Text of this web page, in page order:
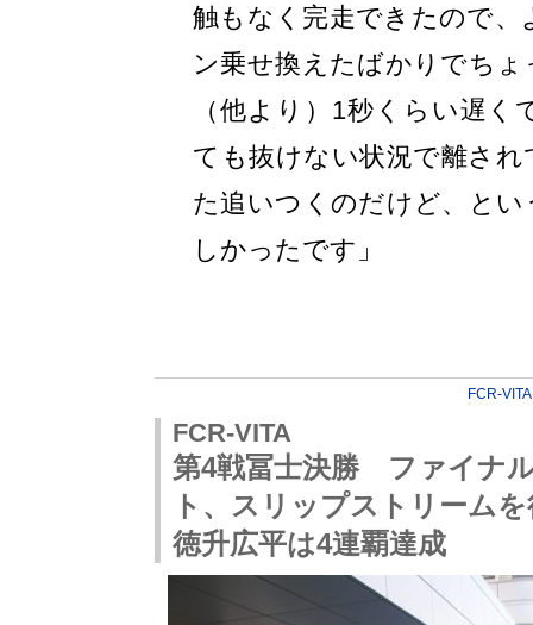
触もなく完走できたので
ン乗せ換えたばかりでち
（他より）1秒くらい遅
ても抜けない状況で離さ
た追いつくのだけど、と
しかったです」
FCR-VITA
FCR-VITA
第4戦冨士決勝 ファイナ
ト、スリップストリーム
徳升広平は4連覇達成